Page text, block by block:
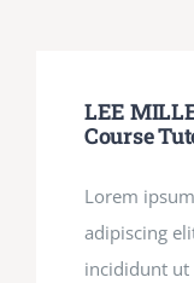
LEE
Course
Lorem
adipiscing
incididunt ut